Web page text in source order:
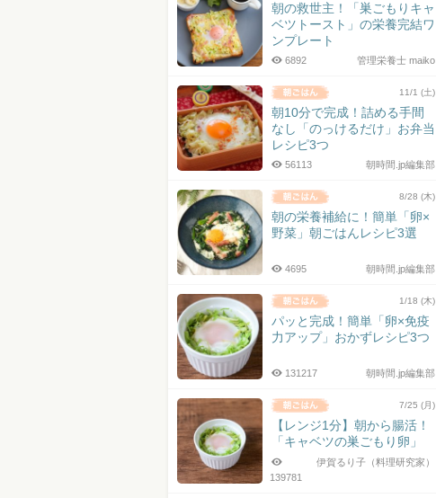
朝の救世主！「巣ごもりキャ
ベツトースト」の栄養完結ワ
ンプレート
管理栄養士 maiko
6892
11/1 (土)
朝10分で完成！詰める手間
なし「のっけるだけ」お弁当
レシピ3つ
朝時間.jp編集部
56113
8/28 (木)
朝の栄養補給に！簡単「卵×
野菜」朝ごはんレシピ3選
朝時間.jp編集部
4695
1/18 (木)
パッと完成！簡単「卵×免疫
力アップ」おかずレシピ3つ
朝時間.jp編集部
131217
7/25 (月)
【レンジ1分】朝から腸活！
「キャベツの巣ごもり卵」
伊賀るり子（料理研究家）
139781